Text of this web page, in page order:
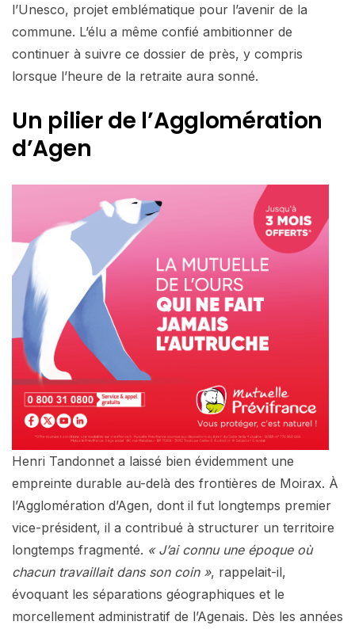
l’Unesco, projet emblématique pour l’avenir de la
commune. L’élu a même confié ambitionner de
continuer à suivre ce dossier de près, y compris
lorsque l’heure de la retraite aura sonné.
Un pilier de l’Agglomération
d’Agen
Henri Tandonnet a laissé bien évidemment une
empreinte durable au-delà des frontières de Moirax. À
l’Agglomération d’Agen, dont il fut longtemps premier
vice-président, il a contribué à structurer un territoire
longtemps fragmenté. « J’ai connu une époque où
chacun travaillait dans son coin », rappelait-il,
évoquant les séparations géographiques et le
morcellement administratif de l’Agenais. Dès les années